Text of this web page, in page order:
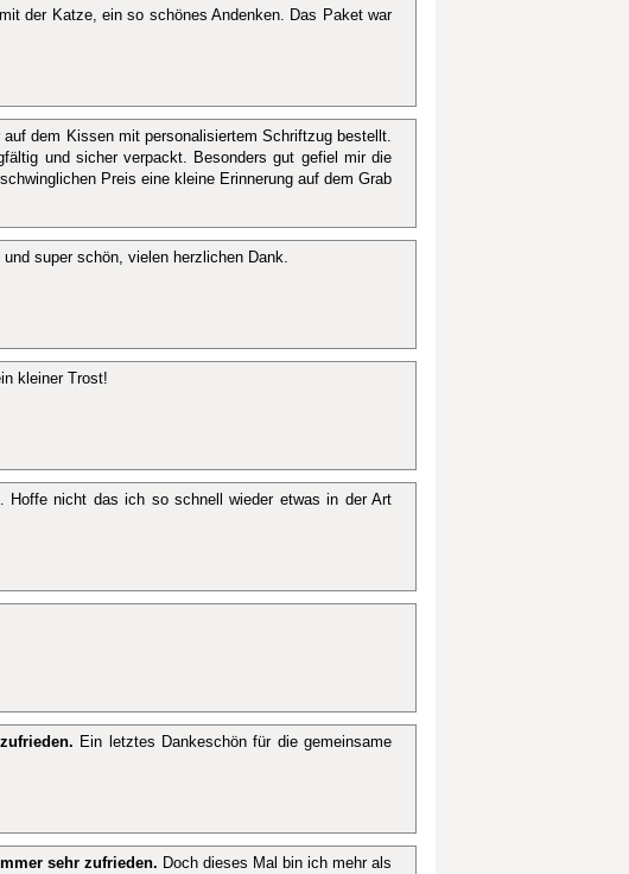
der Katze, ein so schönes Andenken. Das Paket war
dem Kissen mit personalisiertem Schriftzug bestellt.
und sicher verpackt. Besonders gut gefiel mir die
Preis eine kleine Erinnerung auf dem Grab
super schön, vielen herzlichen Dank.
kleiner Trost!
Hoffe nicht das ich so schnell wieder etwas in der Art
Ein letztes Dankeschön für die gemeinsame
sehr zufrieden. Doch dieses Mal bin ich mehr als